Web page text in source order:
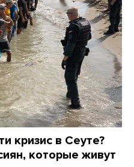
кризис в Сеуте?
которые живут